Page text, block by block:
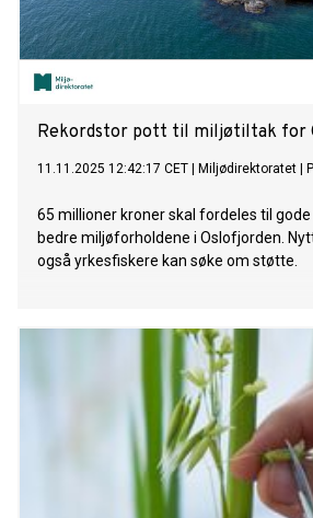
Rekordstor pott til miljøtiltak for
11.11.2025 12:42:17 CET Miljødirektoratet
65 millioner kroner skal fordeles til
bedre miljøforholdene i Oslofjorden.
også yrkesfiskere kan søke om støtte.